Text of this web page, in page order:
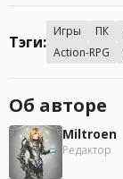
Тэги:
Игры ПК
Action-RPG
Об авторе
Miltroen
Редактор